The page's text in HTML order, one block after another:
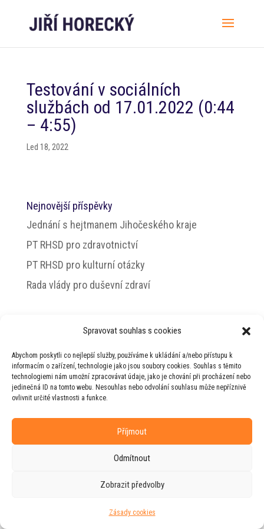
Spravovat souhlas s cookies
Abychom poskytli co nejlepší služby, používáme k ukládání a/nebo přístupu k
informacím o zařízení, technologie jako jsou soubory cookies. Souhlas s těmito
technologiemi nám umožní zpracovávat údaje, jako je chování při procházení nebo
jedinečná ID na tomto webu. Nesouhlas nebo odvolání souhlasu může nepříznivě
ovlivnit určité vlastnosti a funkce.
Příjmout
Odmítnout
Zobrazit předvolby
Zásady cookies
Testování v sociálních
službách od 17.01.2022 (0:44
– 4:55)
Led 18, 2022
Nejnovější příspěvky
Jednání s hejtmanem Jihočeského kraje
PT RHSD pro zdravotnictví
PT RHSD pro kulturní otázky
Rada vlády pro duševní zdraví
Horeckého
Web vytvořila firmaRUDIve spolupráci s
agenturou